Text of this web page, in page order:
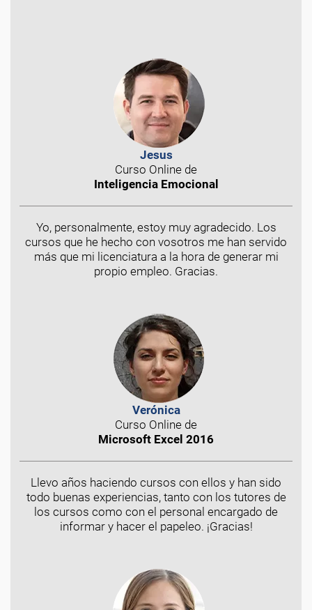
Jesus
Curso Online de
Inteligencia Emocional
Yo, personalmente, estoy muy agradecido. Los
cursos que he hecho con vosotros me han servido
más que mi licenciatura a la hora de generar mi
propio empleo. Gracias.
Verónica
Curso Online de
Microsoft Excel 2016
Llevo años haciendo cursos con ellos y han sido
todo buenas experiencias, tanto con los tutores de
los cursos como con el personal encargado de
informar y hacer el papeleo. ¡Gracias!